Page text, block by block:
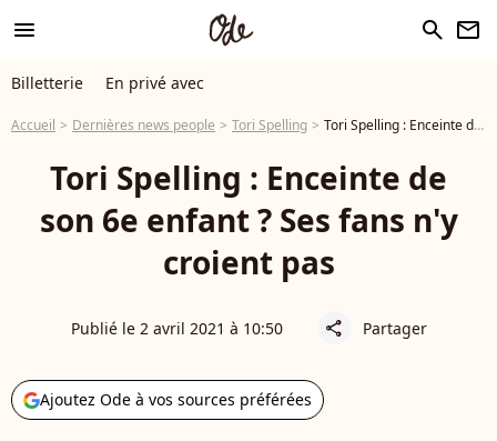
menu search newsletter
Billetterie En privé avec
Accueil Dernières news people Tori Spelling Tori Spelling : Enceinte de son 6e enfant ? Ses fans n'y croient pas
Tori Spelling : Enceinte de
son 6e enfant ? Ses fans n'y
croient pas
Publié le 2 avril 2021 à 10:50 share Partager
Ajoutez Ode à vos sources préférées